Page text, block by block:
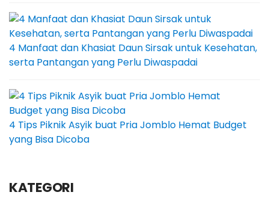
4 Manfaat dan Khasiat Daun Sirsak untuk Kesehatan,
serta Pantangan yang Perlu Diwaspadai
4 Tips Piknik Asyik buat Pria Jomblo Hemat Budget
yang Bisa Dicoba
KATEGORI